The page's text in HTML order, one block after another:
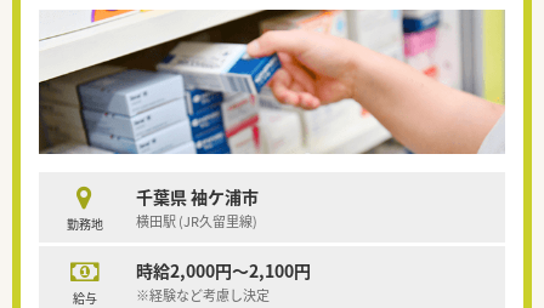
勤務地
千葉県 袖ケ浦市
横田駅 (JR久留里線)
給与
時給2,000円～2,100円
※経験など考慮し決定